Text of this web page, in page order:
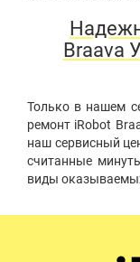
Braava
Только в нашем
ремонт iRobot
наш сервисный
считанные
виды